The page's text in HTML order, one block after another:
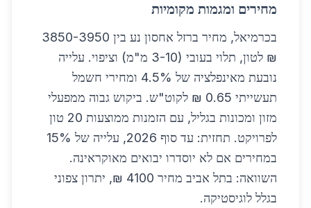
מחירים ומגמות מקומיות
בכרמיאל, מחיר ברזל אחסון נע בין 3850-3950
₪ לטון, תלוי בעובי (3-10 מ"מ) וציפוי. עלייה
נובעת מאינפלציה של 4.5% ומחירי חשמל
תעשייתי 0.65 ₪ לקוט"ש. ביקוש גבוה ממפעלי
מזון ומכונות בגליל, עם הזמנות ממוצעות 20 טון
לפרויקט. תחזית: עד סוף 2026, עלייה של 15%
במחירים אם לא יוסדרו יבואים מאוקראינה.
השוואה: בתל אביב מחיר 4100 ₪, יתרון צפוני
בגלל לוגיסטיקה.